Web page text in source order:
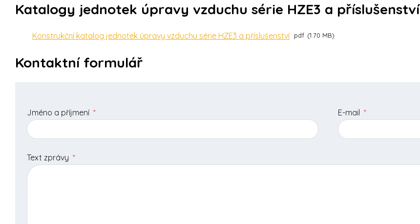
Katalogy jednotek úpravy vzduchu série HZE3 a příslušenství
Konstrukční katalog jednotek úpravy vzduchu série HZE3 a příslušenství pdf 1.70 MB
Kontaktní formulář
Jméno a příjmení * E-mail *
Text zprávy *